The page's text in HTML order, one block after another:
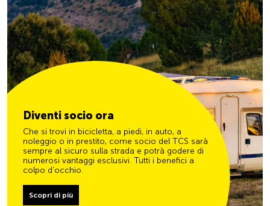
Diventi socio ora
Che si trovi in bicicletta, a piedi, in auto, a
noleggio o in prestito, come socio del TCS sarà
sempre al sicuro sulla strada e potrà godere di
numerosi vantaggi esclusivi. Tutti i benefici a
colpo d’occhio.
Scopri di più